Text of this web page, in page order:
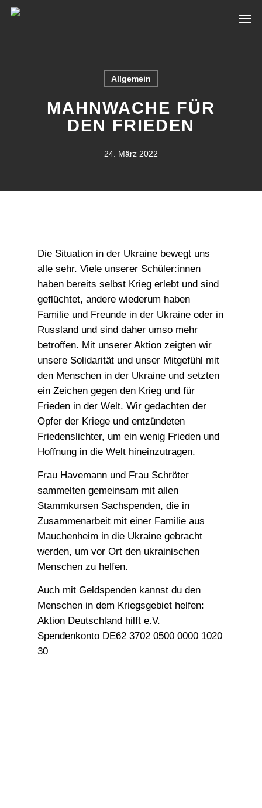
Skip
Allgemein
MAHNWACHE FÜR
DEN FRIEDEN
24. März 2022
Die Situation in der Ukraine bewegt uns
alle sehr. Viele unserer Schüler:innen
haben bereits selbst Krieg erlebt und sind
geflüchtet, andere wiederum haben
Familie und Freunde in der Ukraine oder in
Russland und sind daher umso mehr
betroffen. Mit unserer Aktion zeigten wir
unsere Solidarität und unser Mitgefühl mit
den Menschen in der Ukraine und setzten
ein Zeichen gegen den Krieg und für
Frieden in der Welt. Wir gedachten der
Opfer der Kriege und entzündeten
Friedenslichter, um ein wenig Frieden und
Hoffnung in die Welt hineinzutragen.
Frau Havemann und Frau Schröter
sammelten gemeinsam mit allen
Stammkursen Sachspenden, die in
Zusammenarbeit mit einer Familie aus
Mauchenheim in die Ukraine gebracht
werden, um vor Ort den ukrainischen
Menschen zu helfen.
Auch mit Geldspenden kannst du den
Menschen in dem Kriegsgebiet helfen:
Aktion Deutschland hilft e.V.
Spendenkonto DE62 3702 0500 0000 1020
30